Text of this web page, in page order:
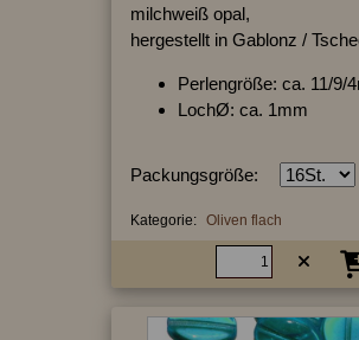
milchweiß opal,
hergestellt in Gablonz /
Perlengröße: ca. 11/9/
LochØ: ca. 1mm
Packungsgröße:
Kategorie: Oliven flach